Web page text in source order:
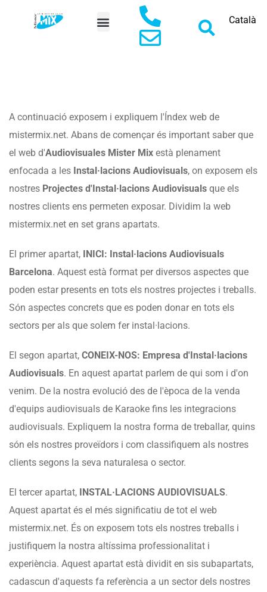
Català
A continuació exposem i expliquem l'Índex web de
mistermix.net. Abans de començar és important saber que
el web d'Audiovisuales Mister Mix està plenament
enfocada a les Instal·lacions Audiovisuals, on exposem els
nostres Projectes d'Instal·lacions Audiovisuals que els
nostres clients ens permeten exposar. Dividim la web
mistermix.net en set grans apartats.
El primer apartat, INICI: Instal·lacions Audiovisuals
Barcelona. Aquest està format per diversos aspectes que
poden estar presents en tots els nostres projectes i treballs.
Són aspectes concrets que es poden donar en tots els
sectors per als que solem fer instal·lacions.
El segon apartat, CONEIX-NOS: Empresa d'Instal·lacions
Audiovisuals. En aquest apartat parlem de qui som i d'on
venim. De la nostra evolució des de l'època de la venda
d'equips audiovisuals de Karaoke fins les integracions
audiovisuals. Expliquem la nostra forma de treballar, quins
són els nostres proveïdors i com classifiquem als nostres
clients segons la seva naturalesa o sector.
El tercer apartat, INSTAL·LACIONS AUDIOVISUALS.
Aquest apartat és el més significatiu de tot el web
mistermix.net. És on exposem tots els nostres treballs i
justifiquem la nostra altíssima professionalitat i
experiència. Aquest apartat està dividit en sis subapartats,
cadascun d'aquests fa referència a un sector dels nostres